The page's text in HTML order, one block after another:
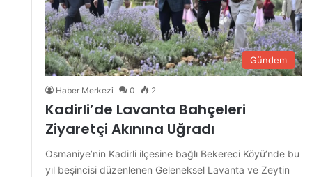
Gündem
Haber Merkezi 0 2
Kadirli’de Lavanta Bahçeleri
Ziyaretçi Akınına Uğradı
Osmaniye’nin Kadirli ilçesine bağlı Bekereci Köyü’nde bu
yıl beşincisi düzenlenen Geleneksel Lavanta ve Zeytin